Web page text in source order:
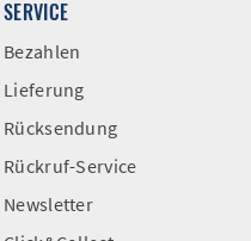
SERVICE
Bezahlen
Lieferung
Rücksendung
Rückruf-Service
Newsletter